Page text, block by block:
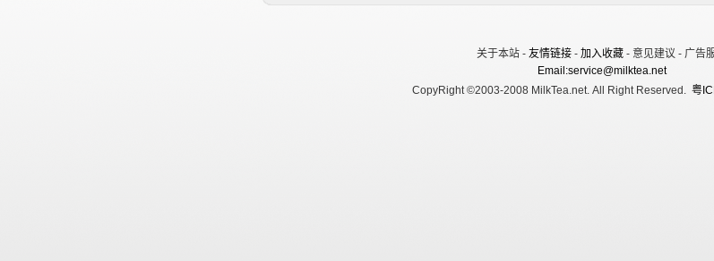
关于本站 - 友情链接 - 加入收藏 - 意见建议 - 广告
Email:service@milktea.net
CopyRight ©2003-2008 MilkTea.net. All Right Reserved. 粤